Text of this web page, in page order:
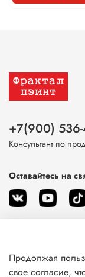
О магазине
+7(900)
Консультант по
Оставайтесь на
Продолжая
свое согласие,